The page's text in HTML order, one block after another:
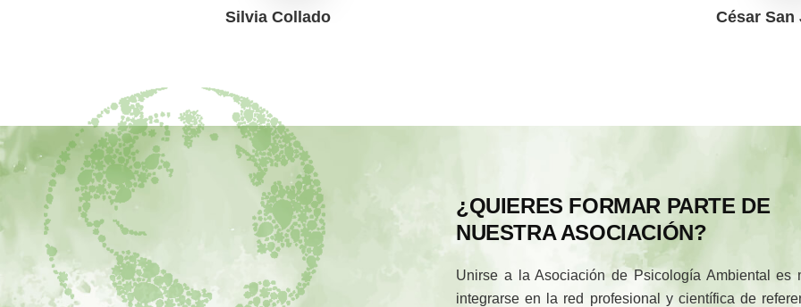
Silvia Collado César San
¿QUIERES FORMAR PARTE DE
NUESTRA ASOCIACIÓN?
Unirse a la Asociación de Psicología Ambiental es
integrarse en la red profesional y científica de